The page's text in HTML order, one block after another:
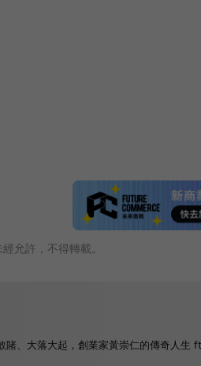
允許，不得轉載。